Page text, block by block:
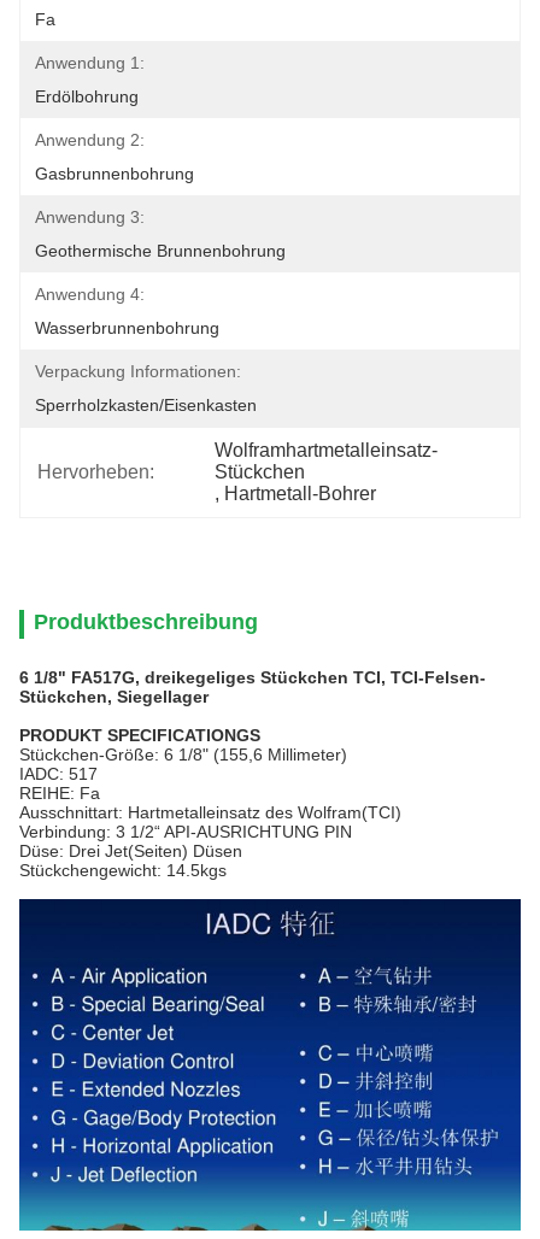
Fa
Anwendung 1:
Erdölbohrung
Anwendung 2:
Gasbrunnenbohrung
Anwendung 3:
Geothermische Brunnenbohrung
Anwendung 4:
Wasserbrunnenbohrung
Verpackung Informationen:
Sperrholzkasten/Eisenkasten
Hervorheben:
Wolframhartmetalleinsatz-
Stückchen
, Hartmetall-Bohrer
Produktbeschreibung
6 1/8" FA517G, dreikegeliges Stückchen TCI, TCI-Felsen-
Stückchen, Siegellager
PRODUKT SPECIFICATIONGS
Stückchen-Größe: 6 1/8" (155,6 Millimeter)
IADC: 517
REIHE: Fa
Ausschnittart: Hartmetalleinsatz des Wolfram(TCI)
Verbindung: 3 1/2“ API-AUSRICHTUNG PIN
Düse: Drei Jet(Seiten) Düsen
Stückchengewicht: 14.5kgs